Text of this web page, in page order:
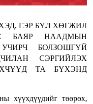
ГЭР БҮЛ ХӨГЖИЛ
БАЯР НААДМЫН
БОЛЗОШГҮЙ
СЭРГИЙЛЭХ
ТА БҮХЭНД
хүүхдүүдийг төөрөх,